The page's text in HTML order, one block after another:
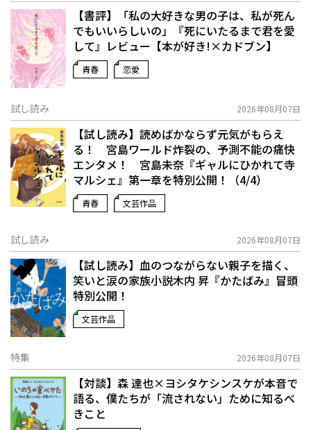
【書評】「私の大好きな男の子は、私が死ん
でもいいらしいの」――『死にいたるまで君を愛
して』レビュー【本が好き!×カドブン】
青春 恋愛
試し読み 2026年08月07日
【試し読み】読めばかならず元気がもらえ
る！ 宮島ワールド炸裂の、予測不能の痛快
エンタメ！ 宮島未奈『ギャルにひかれて寺
マルシェ』第一章を特別公開！（4/4）
青春 文芸作品
試し読み 2026年08月07日
【試し読み】血のつながらない親子を描く、
笑いと涙の家族小説――木内 昇『かたばみ』冒頭
特別公開！
文芸作品
特集 2026年08月07日
【対談】森 達也×ヨシタケシンスケが本音で
語る、僕たちが「流されない」ために知るべ
きこと